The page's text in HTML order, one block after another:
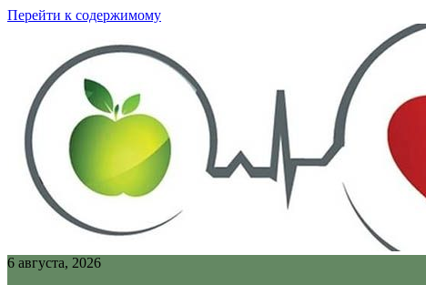
Перейти к содержимому
6 августа, 2026